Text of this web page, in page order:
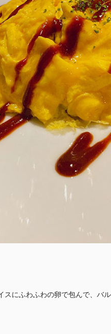
スにふわふわの卵で包んで、バ